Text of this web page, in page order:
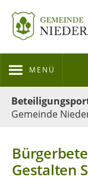
MENÜ
Gemeinde
Gestalten